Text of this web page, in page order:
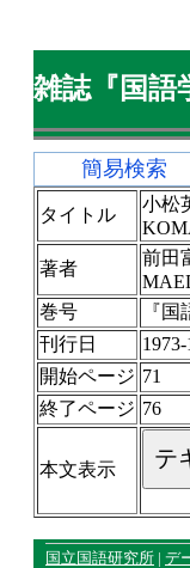
雑誌『国語
簡易検索
タイトル
小松
著者
前田
巻号
『
刊行日
開始ページ 71
終了ページ 76
本文表示
国立国語研究所 | デ